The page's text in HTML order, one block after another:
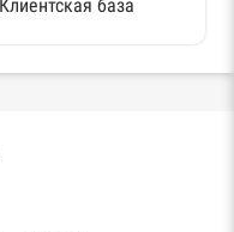
база